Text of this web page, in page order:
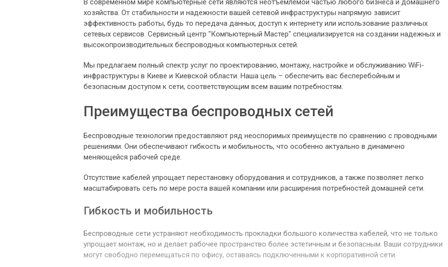
В современном мире компьютерные сети являются неотъемлемой частью любого бизнеса и домашнего
хозяйства. От стабильности и надежности вашей сетевой инфраструктуры напрямую зависит
эффективность работы, будь то передача данных, доступ к интернету или использование различных
сетевых сервисов. Сервисный центр "Компьютерный Мастер" специализируется на создании надежных и
высокопроизводительных беспроводных компьютерных сетей.
Мы предлагаем полный спектр услуг по проектированию, монтажу, настройке и обслуживанию WiFi-
инфраструктуры в Киеве и Киевской области. Наша цель – обеспечить вас бесперебойным и
безопасным доступом к сети, соответствующим всем вашим потребностям.
Преимущества беспроводных сетей
Беспроводные технологии предоставляют ряд неоспоримых преимуществ по сравнению с проводными
решениями. Они обеспечивают гибкость и мобильность, что особенно актуально в динамично
меняющейся рабочей среде.
Отсутствие кабелей упрощает перестановку оборудования и сотрудников, а также позволяет легко
масштабировать сеть по мере роста вашей компании или расширения потребностей домашней сети.
Гибкость и мобильность
Беспроводные сети устраняют необходимость прокладки большого количества кабелей, что не только
упрощает монтаж, но и делает рабочее пространство более эстетичным и безопасным. Ваши сотрудники
могут свободно перемещаться по офису, оставаясь подключенными к корпоративной сети.